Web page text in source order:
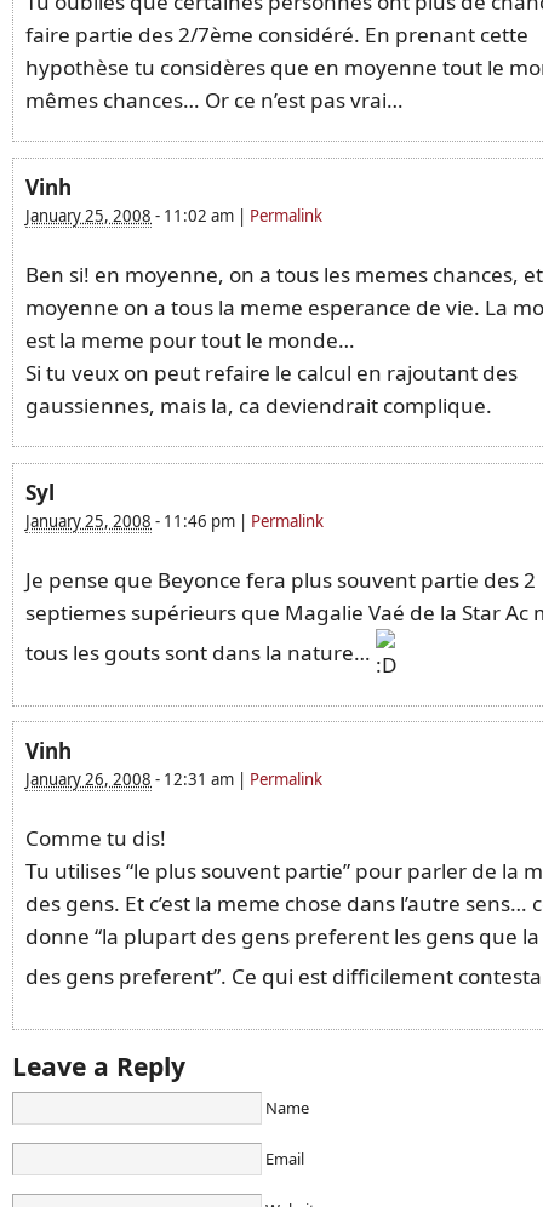
faire partie des 2/7ème considéré. En prenant cette
hypothèse tu considères que en moyenne tout le
mêmes chances… Or ce n’est pas vrai…
Vinh
January 25, 2008 - 11:02 am | Permalink
Ben si! en moyenne, on a tous les memes chances,
moyenne on a tous la meme esperance de vie. La
est la meme pour tout le monde…
Si tu veux on peut refaire le calcul en rajoutant des
gaussiennes, mais la, ca deviendrait complique.
Syl
January 25, 2008 - 11:46 pm | Permalink
Je pense que Beyonce fera plus souvent partie des 2
septiemes supérieurs que Magalie Vaé de la Star Ac
tous les gouts sont dans la nature…
Vinh
January 26, 2008 - 12:31 am Permalink
Comme tu dis!
Tu utilises “le plus souvent partie” pour parler de la
des gens. Et c’est la meme chose dans l’autre sens…
donne “la plupart des gens preferent les gens que
des gens preferent”. Ce qui est difficilement
Leave a Reply
Name
Email